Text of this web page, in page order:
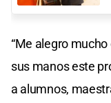
“Me alegro
sus manos este
a alumnos,